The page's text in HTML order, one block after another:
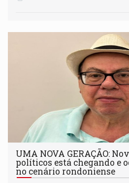
UMA NOVA GERAÇÃO:
políticos está chegando e
no cenário rondoniense